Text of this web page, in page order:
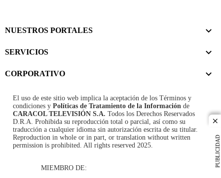
PUBLICIDAD
NUESTROS PORTALES
SERVICIOS
CORPORATIVO
El uso de este sitio web implica la aceptación de los Términos y
condiciones y Políticas de Tratamiento de la Información de
CARACOL TELEVISIÓN S.A. Todos los Derechos Reservados
D.R.A. Prohibida su reproducción total o parcial, así como su
traducción a cualquier idioma sin autorización escrita de su titular.
Reproduction in whole or in part, or translation without written
permission is prohibited. All rights reserved 2025.
MIEMBRO DE: